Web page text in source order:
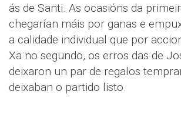
ás de Santi. As ocasións da
chegarían máis por ganas e
a calidade individual que por
Xa no segundo, os erros das de
deixaron un par de regalos
deixaban o partido listo.